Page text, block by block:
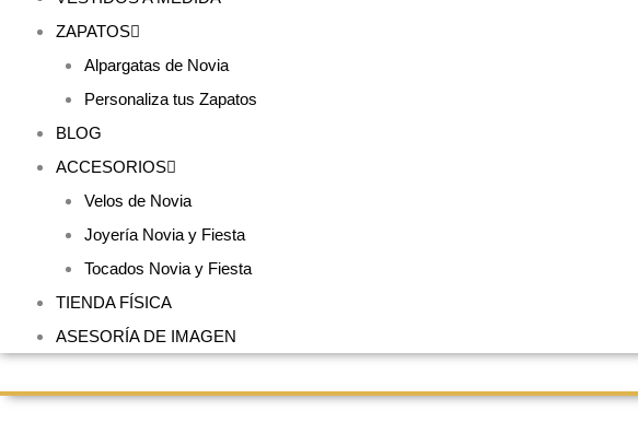
ZAPATOS
Alpargatas de Novia
Personaliza tus Zapatos
BLOG
ACCESORIOS
Velos de Novia
Joyería Novia y Fiesta
Tocados Novia y Fiesta
TIENDA FÍSICA
ASESORÍA DE IMAGEN